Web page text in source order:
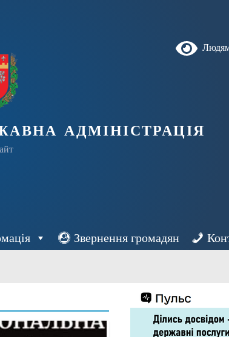
адміністрація
Звернення громадян